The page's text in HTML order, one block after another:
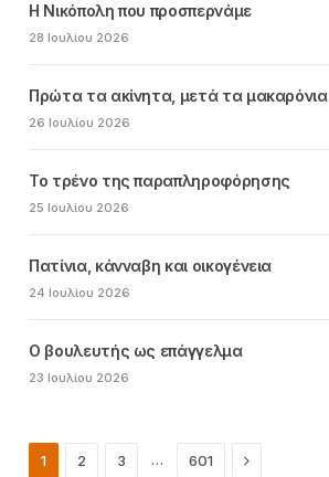
Η Νικόπολη που προσπερνάμε
28 Ιουλίου 2026
Πρώτα τα ακίνητα, μετά τα μακαρόνια
26 Ιουλίου 2026
Το τρένο της παραπληροφόρησης
25 Ιουλίου 2026
Πατίνια, κάνναβη και οικογένεια
24 Ιουλίου 2026
Ο βουλευτής ως επάγγελμα
23 Ιουλίου 2026
1 2 3 … 601 Next